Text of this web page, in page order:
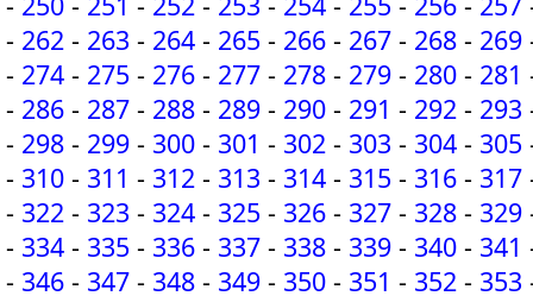
- 262 - 263 - 264 - 265 - 266 - 267 - 268 - 269
- 274 - 275 - 276 - 277 - 278 - 279 - 280 - 281
- 286 - 287 - 288 - 289 - 290 - 291 - 292 - 293
- 298 - 299 - 300 - 301 - 302 - 303 - 304 - 305
- 310 - 311 - 312 - 313 - 314 - 315 - 316 - 317
- 322 - 323 - 324 - 325 - 326 - 327 - 328 - 329
- 334 - 335 - 336 - 337 - 338 - 339 - 340 - 341
- 346 - 347 - 348 - 349 - 350 - 351 - 352 - 353